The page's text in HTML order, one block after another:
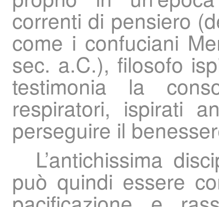
correnti di pensiero
come i confuciani
sec. a.C.), filosofo
testimonia la
respiratori, ispirati
perseguire il
L’antichissima
può quindi essere